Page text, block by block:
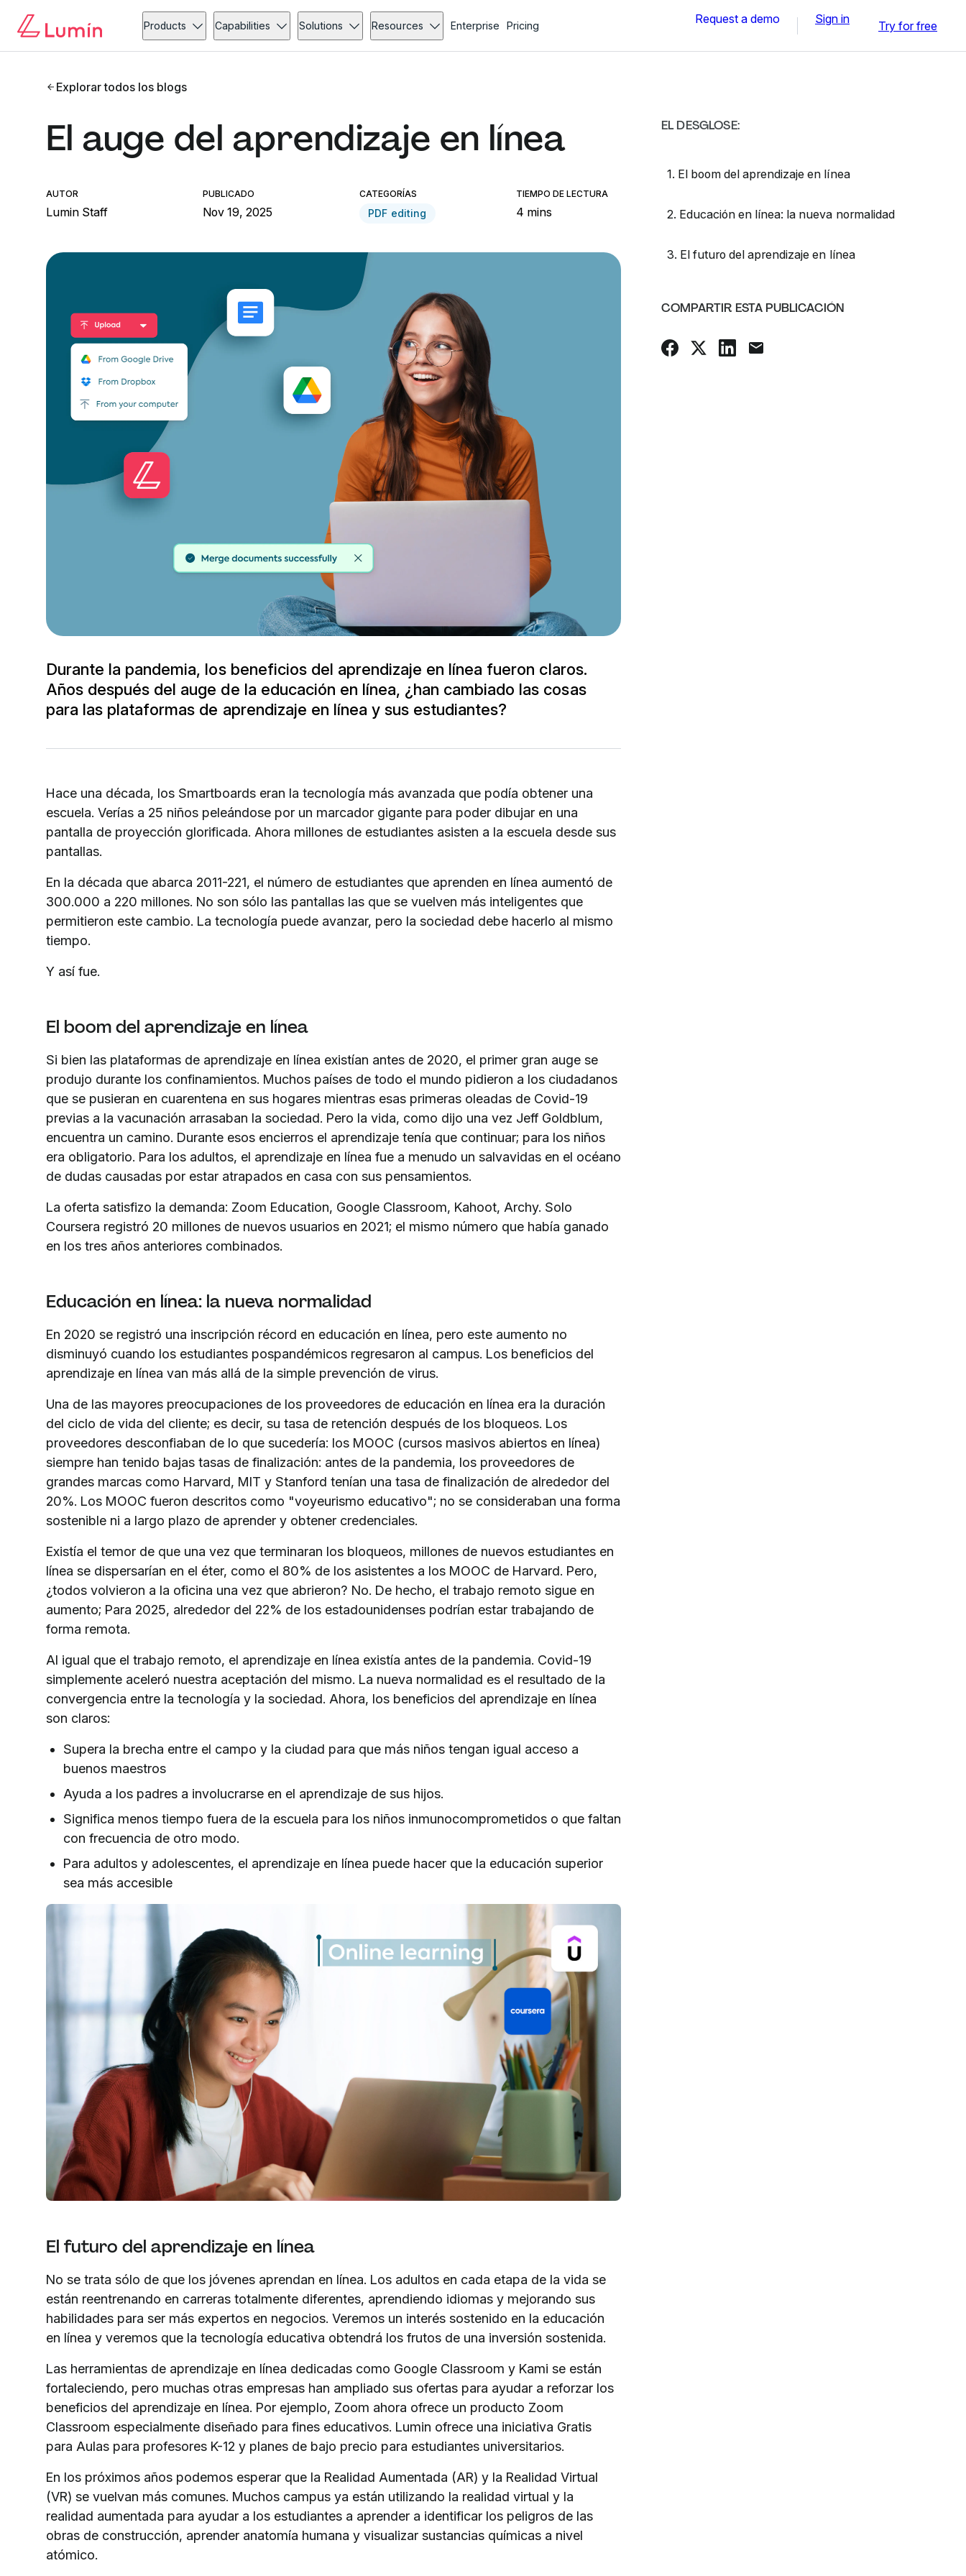
Products Capabilities Solutions Resources Enterprise Pricing Request a demo Sign in Try for free
Explorar todos los blogs
El auge del aprendizaje en línea
AUTOR
Lumin Staff
PUBLICADO
Nov 19, 2025
CATEGORÍAS
PDF editing
TIEMPO DE LECTURA
4 mins
Durante la pandemia, los beneficios del aprendizaje en línea fueron claros.
Años después del auge de la educación en línea, ¿han cambiado las cosas
para las plataformas de aprendizaje en línea y sus estudiantes?
EL DESGLOSE:
1. El boom del aprendizaje en línea
2. Educación en línea: la nueva normalidad
3. El futuro del aprendizaje en línea
COMPARTIR ESTA PUBLICACIÓN
Hace una década, los Smartboards eran la tecnología más avanzada que podía obtener una
escuela. Verías a 25 niños peleándose por un marcador gigante para poder dibujar en una
pantalla de proyección glorificada. Ahora millones de estudiantes asisten a la escuela desde sus
pantallas.
En la década que abarca 2011-221, el número de estudiantes que aprenden en línea aumentó de
300.000 a 220 millones. No son sólo las pantallas las que se vuelven más inteligentes que
permitieron este cambio. La tecnología puede avanzar, pero la sociedad debe hacerlo al mismo
tiempo.
Y así fue.
El boom del aprendizaje en línea
Si bien las plataformas de aprendizaje en línea existían antes de 2020, el primer gran auge se
produjo durante los confinamientos. Muchos países de todo el mundo pidieron a los ciudadanos
que se pusieran en cuarentena en sus hogares mientras esas primeras oleadas de Covid-19
previas a la vacunación arrasaban la sociedad. Pero la vida, como dijo una vez Jeff Goldblum,
encuentra un camino. Durante esos encierros el aprendizaje tenía que continuar; para los niños
era obligatorio. Para los adultos, el aprendizaje en línea fue a menudo un salvavidas en el océano
de dudas causadas por estar atrapados en casa con sus pensamientos.
La oferta satisfizo la demanda: Zoom Education, Google Classroom, Kahoot, Archy. Solo
Coursera registró 20 millones de nuevos usuarios en 2021; el mismo número que había ganado
en los tres años anteriores combinados.
Educación en línea: la nueva normalidad
En 2020 se registró una inscripción récord en educación en línea, pero este aumento no
disminuyó cuando los estudiantes pospandémicos regresaron al campus. Los beneficios del
aprendizaje en línea van más allá de la simple prevención de virus.
Una de las mayores preocupaciones de los proveedores de educación en línea era la duración
del ciclo de vida del cliente; es decir, su tasa de retención después de los bloqueos. Los
proveedores desconfiaban de lo que sucedería: los MOOC (cursos masivos abiertos en línea)
siempre han tenido bajas tasas de finalización: antes de la pandemia, los proveedores de
grandes marcas como Harvard, MIT y Stanford tenían una tasa de finalización de alrededor del
20%. Los MOOC fueron descritos como "voyeurismo educativo"; no se consideraban una forma
sostenible ni a largo plazo de aprender y obtener credenciales.
Existía el temor de que una vez que terminaran los bloqueos, millones de nuevos estudiantes en
línea se dispersarían en el éter, como el 80% de los asistentes a los MOOC de Harvard. Pero,
¿todos volvieron a la oficina una vez que abrieron? No. De hecho, el trabajo remoto sigue en
aumento; Para 2025, alrededor del 22% de los estadounidenses podrían estar trabajando de
forma remota.
Al igual que el trabajo remoto, el aprendizaje en línea existía antes de la pandemia. Covid-19
simplemente aceleró nuestra aceptación del mismo. La nueva normalidad es el resultado de la
convergencia entre la tecnología y la sociedad. Ahora, los beneficios del aprendizaje en línea
son claros:
Supera la brecha entre el campo y la ciudad para que más niños tengan igual acceso a
buenos maestros
Ayuda a los padres a involucrarse en el aprendizaje de sus hijos.
Significa menos tiempo fuera de la escuela para los niños inmunocomprometidos o que faltan
con frecuencia de otro modo.
Para adultos y adolescentes, el aprendizaje en línea puede hacer que la educación superior
sea más accesible
El futuro del aprendizaje en línea
No se trata sólo de que los jóvenes aprendan en línea. Los adultos en cada etapa de la vida se
están reentrenando en carreras totalmente diferentes, aprendiendo idiomas y mejorando sus
habilidades para ser más expertos en negocios. Veremos un interés sostenido en la educación
en línea y veremos que la tecnología educativa obtendrá los frutos de una inversión sostenida.
Las herramientas de aprendizaje en línea dedicadas como Google Classroom y Kami se están
fortaleciendo, pero muchas otras empresas han ampliado sus ofertas para ayudar a reforzar los
beneficios del aprendizaje en línea. Por ejemplo, Zoom ahora ofrece un producto Zoom
Classroom especialmente diseñado para fines educativos. Lumin ofrece una iniciativa Gratis
para Aulas para profesores K-12 y planes de bajo precio para estudiantes universitarios.
En los próximos años podemos esperar que la Realidad Aumentada (AR) y la Realidad Virtual
(VR) se vuelvan más comunes. Muchos campus ya están utilizando la realidad virtual y la
realidad aumentada para ayudar a los estudiantes a aprender a identificar los peligros de las
obras de construcción, aprender anatomía humana y visualizar sustancias químicas a nivel
atómico.